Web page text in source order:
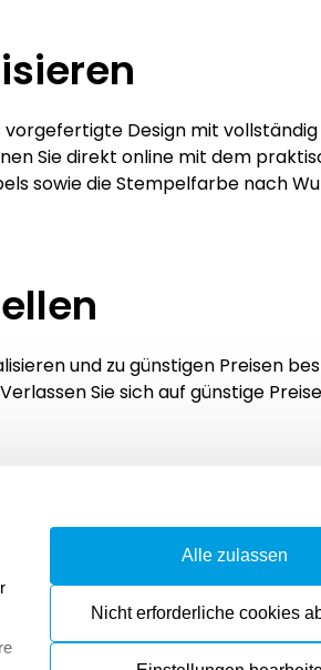
Design mit
Sie direkt online mit dem
sowie die Stempelfarbe nach
und zu günstigen Preisen
Sie sich auf günstige
Kontakt
Zahlung & Versand
Widerruf & Rückgabe
Alle zulassen
Nicht erforderliche cookies